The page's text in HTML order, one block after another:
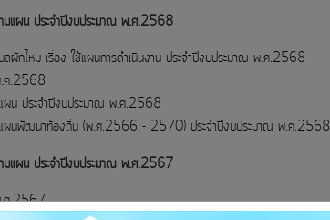
ามแผน ประจำปีงบประมาณ พ.ศ.2568
ลผักไหม เรื่อง ใช้แผนการดำเนินงาน ประจำปีงบประมาณ พ.ศ.2568
.ศ.2568
แผน ประจำปีงบประมาณ พ.ศ.2568
ลแผนพัฒนาท้องถิ่น (พ.ศ.2566 - 2570) ประจำปีงบประมาณ พ.ศ.2568
ามแผน ประจำปีงบประมาณ พ.ศ.2567
.ศ.2567